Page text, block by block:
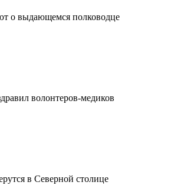
о выдающемся полководце
волонтеров-медиков
в Северной столице